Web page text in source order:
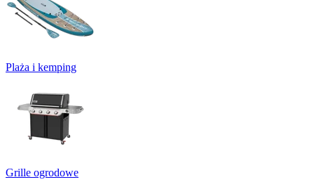
Plaża i kemping
Grille ogrodowe